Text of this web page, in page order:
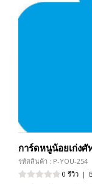
การ์ดหนูน้อยเก่ง
รหัสสินค้า : P-YOU-254
0 รีวิว |